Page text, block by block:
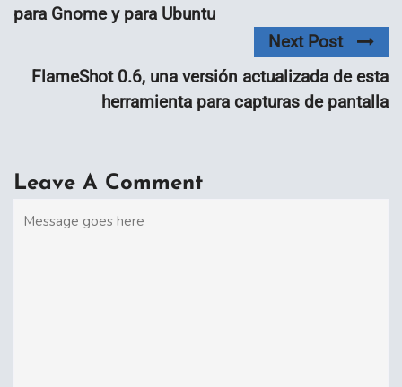
para Gnome y para Ubuntu
Next Post
FlameShot 0.6, una versión actualizada de esta
herramienta para capturas de pantalla
Leave A Comment